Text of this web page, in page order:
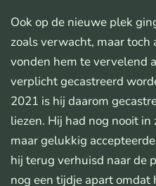
Ook op de nieuwe plek
zoals verwacht, maar toch
vonden hem te vervelend
verplicht gecastreerd
2021 is hij daarom
liezen. Hij had nog nooit
maar gelukkig
hij terug verhuisd naar de
nog een tijdje apart omdat